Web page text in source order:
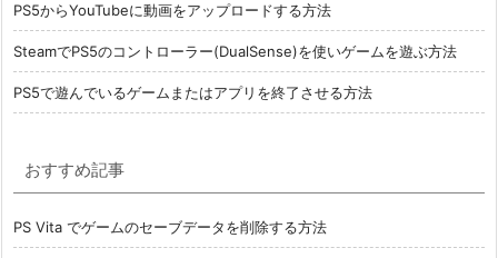
PS5からYouTubeに動画をアップロードする方法
SteamでPS5のコントローラー(DualSense)を使いゲームを遊ぶ方法
PS5で遊んでいるゲームまたはアプリを終了させる方法
おすすめ記事
PS Vita でゲームのセーブデータを削除する方法